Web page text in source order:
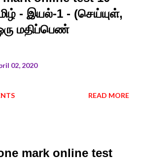
- இயல்-1 - (செய்யுள்,
மதிப்பெண்
02, 2020
READ MORE
mark online test